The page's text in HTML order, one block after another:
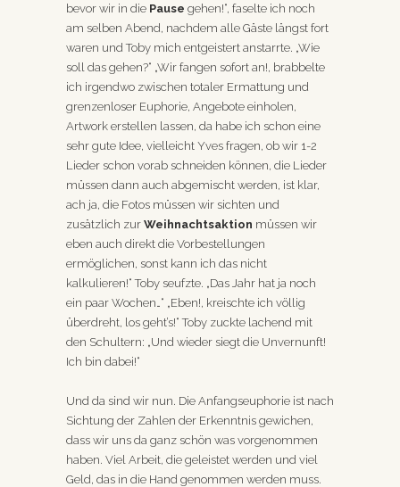
bevor wir in die Pause gehen!“, faselte ich noch
am selben Abend, nachdem alle Gäste längst fort
waren und Toby mich entgeistert anstarrte. „Wie
soll das gehen?“ „Wir fangen sofort an!, brabbelte
ich irgendwo zwischen totaler Ermattung und
grenzenloser Euphorie, Angebote einholen,
Artwork erstellen lassen, da habe ich schon eine
sehr gute Idee, vielleicht Yves fragen, ob wir 1-2
Lieder schon vorab schneiden können, die Lieder
müssen dann auch abgemischt werden, ist klar,
ach ja, die Fotos müssen wir sichten und
zusätzlich zur Weihnachtsaktion müssen wir
eben auch direkt die Vorbestellungen
ermöglichen, sonst kann ich das nicht
kalkulieren!“ Toby seufzte. „Das Jahr hat ja noch
ein paar Wochen…“ „Eben!, kreischte ich völlig
überdreht, los geht’s!“ Toby zuckte lachend mit
den Schultern: „Und wieder siegt die Unvernunft!
Ich bin dabei!“
Und da sind wir nun. Die Anfangseuphorie ist nach
Sichtung der Zahlen der Erkenntnis gewichen,
dass wir uns da ganz schön was vorgenommen
haben. Viel Arbeit, die geleistet werden und viel
Geld, das in die Hand genommen werden muss.